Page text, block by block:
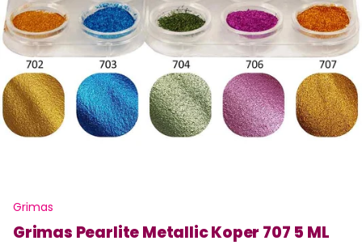
Grimas
Grimas Pearlite Metallic Koper 707 5 ML